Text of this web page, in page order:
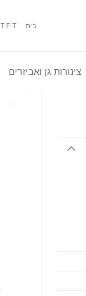
בית T.F.T
צינורות גן ואביזרים